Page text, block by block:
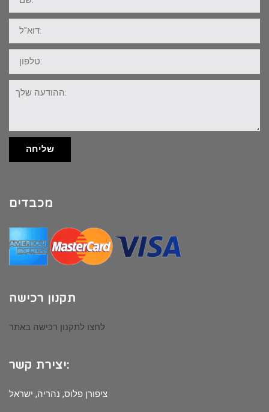
דוא"ל:
טלפון:
ההודעה
שלך:
שליחה
מכבדים
תקנון רכישה
לחצו לתקנון רכישה באתר
יצירת קשר:
ציפורן פלוס, נהריה, ישראל